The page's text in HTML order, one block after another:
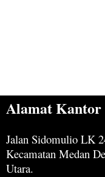
Alamat Kantor
Jalan Sidomulio LK
Kecamatan Medan
Utara.